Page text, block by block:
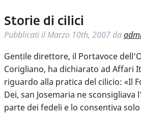
Storie di cilici
Pubblicati ilMarzo 10th, 2007 da
Gentile direttore, il Portavoce
Corigliano, ha dichiarato ad Affari
riguardo alla pratica del cilicio: «Il
Dei, san Josemaria ne sconsigliava
parte dei fedeli e lo consentiva